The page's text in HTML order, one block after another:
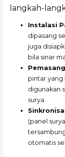
langkah-
Instalasi
dipasang
juga
bila sinar
pintar yang
digunakan
surya.
(panel
otomatis